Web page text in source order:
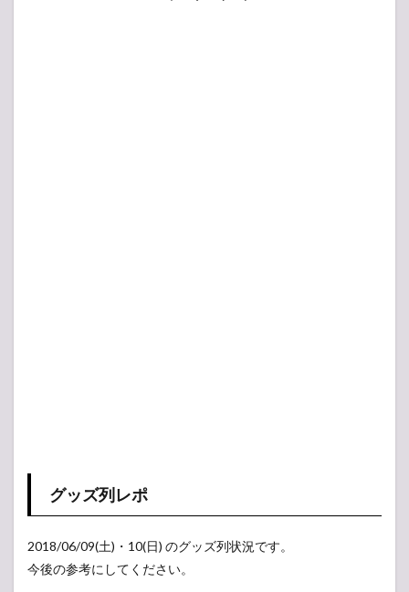
グッズ列レポ
2018/06/09(土)・10(日) のグッズ列状況です。
今後の参考にしてください。